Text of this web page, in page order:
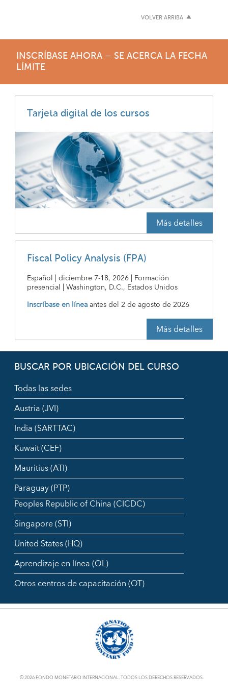
VOLVER ARRIBA
INSCRÍBASE AHORA – SE ACERCA LA FECHA
LÍMITE
Tarjeta digital de los cursos
Más detalles
Fiscal Policy Analysis (FPA)
Español | diciembre 7-18, 2026 | Formación
presencial | Washington, D.C., Estados Unidos
Inscríbase en líneaantes del 2 de agosto de 2026
Más detalles
BUSCAR POR UBICACIÓN DEL CURSO
Todas las sedes
Austria (JVI)
India (SARTTAC)
Kuwait (CEF)
Mauritius (ATI)
Paraguay (PTP)
Peoples Republic of China (CICDC)
Singapore (STI)
United States (HQ)
Aprendizaje en línea (OL)
Otros centros de capacitación (OT)
© 2026 FONDO MONETARIO INTERNACIONAL. TODOS LOS DERECHOS RESERVADOS.